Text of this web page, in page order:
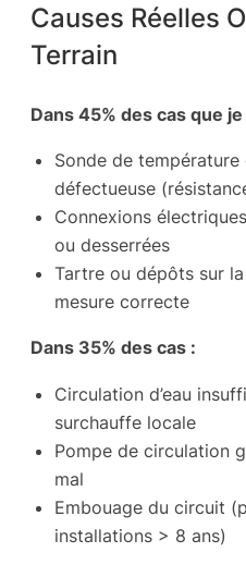
Causes Réelles
Terrain
Dans 45% des cas que
Sonde de
défectueuse
Connexions
ou desserrées
Tartre ou dépôts sur
mesure correcte
Dans 35% des cas :
Circulation d’eau
surchauffe locale
Pompe de circulation
mal
Embouage du circuit
installations > 8 ans)